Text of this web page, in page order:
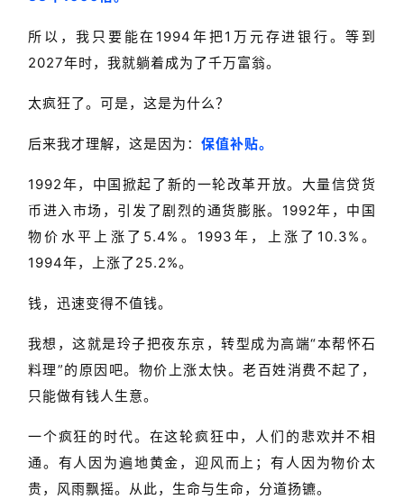
所以，我只要能在1994年把1万元存进银行。等到
2027年时，我就躺着成为了千万富翁。
太疯狂了。可是，这是为什么？
后来我才理解，这是因为： 保值补贴。
1992年，中国掀起了新的一轮改革开放。大量信贷货
币进入市场，引发了剧烈的通货膨胀。1992年，中国
物价水平上涨了5.4%。1993年，上涨了10.3%。
1994年，上涨了25.2%。
钱，迅速变得不值钱。
我想，这就是玲子把夜东京，转型成为高端“本帮怀石
料理”的原因吧。物价上涨太快。老百姓消费不起了，
只能做有钱人生意。
一个疯狂的时代。在这轮疯狂中，人们的悲欢并不相
通。有人因为遍地黄金，迎风而上；有人因为物价太
贵，风雨飘摇。从此，生命与生命， 分道扬镳。